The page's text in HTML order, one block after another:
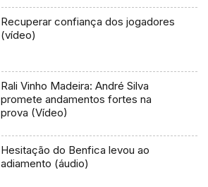
Recuperar confiança dos jogadores
(vídeo)
Rali Vinho Madeira: André Silva
promete andamentos fortes na
prova (Vídeo)
Hesitação do Benfica levou ao
adiamento (áudio)